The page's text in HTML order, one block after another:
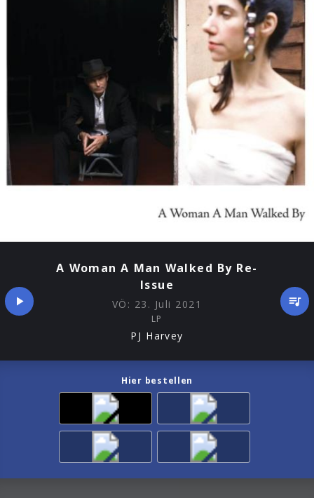
A Woman A Man Walked By Re-
Issue
VÖ: 23. Juli 2021
LP
PJ Harvey
Hier bestellen